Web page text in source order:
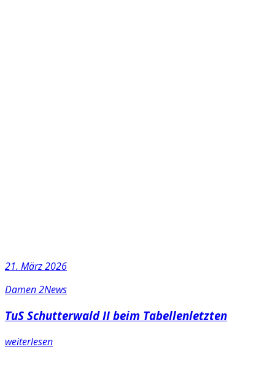
21. März 2026
Damen 2News
TuS Schutterwald II beim Tabellenletzten
weiterlesen